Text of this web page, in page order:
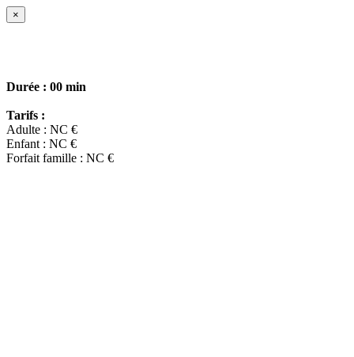
×
Durée : 00 min
Tarifs :
Adulte : NC €
Enfant : NC €
Forfait famille : NC €